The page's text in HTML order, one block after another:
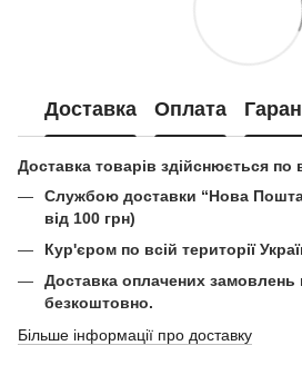
Доставка Оплата
Доставка товарів здійснюється по
Службою доставки “Нова
від 100 грн)
Кур'єром по всій території
Доставка оплачених замовлень
безкоштовно.
Більше інформації про доставку